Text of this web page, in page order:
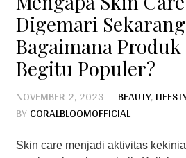
Digemari
Bagaimana
Begitu Populer?
NOVEMBER 2, 2023 BEAUTY,
BYCORALBLOOMOFFICIAL
Skin care menjadi aktivitas